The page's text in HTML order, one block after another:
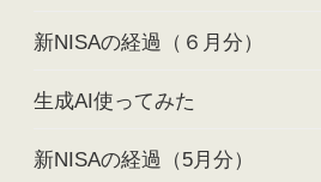
新NISAの経過（６月分）
生成AI使ってみた
新NISAの経過（5月分）